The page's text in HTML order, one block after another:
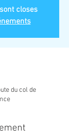
closes
du col de